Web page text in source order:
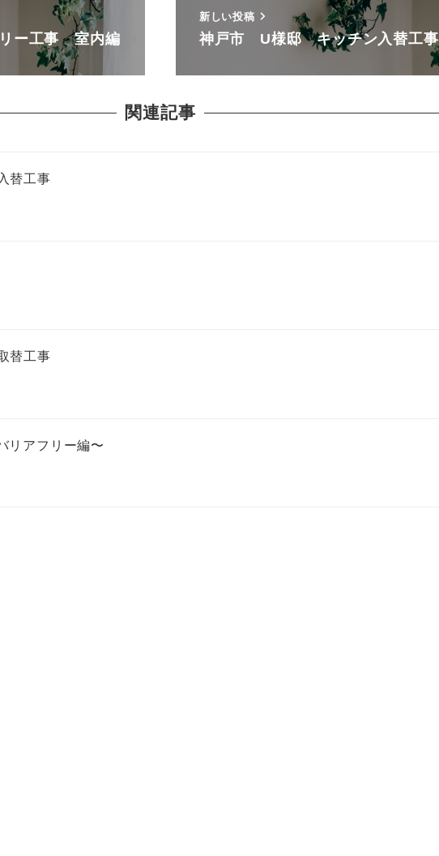
ー工事 室内編
新しい投稿
神戸市 U様邸 キッチン入替工事
関連記事
替工事
替工事
アフリー編〜